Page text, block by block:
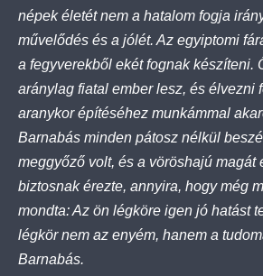
népek életét nem a hatalom fogja
művelődés és a jólét. Az egyiptomi
a fegyverekből ekét fognak készíteni.
aránylag fiatal ember lesz, és élvezni
aranykor építéséhez munkámmal
Barnabás minden pátosz nélkül
meggyőző volt, és a vöröshajú magát
biztosnak érezte, annyira, hogy még
mondta: Az ön légköre igen jó hatást
légkör nem az enyém, hanem a
Barnabás.